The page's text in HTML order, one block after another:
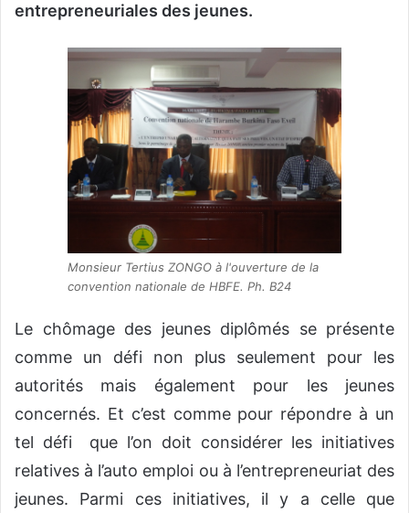
entrepreneuriales des jeunes.
Monsieur Tertius ZONGO à l'ouverture de la
convention nationale de HBFE. Ph. B24
Le chômage des jeunes diplômés se présente
comme un défi non plus seulement pour les
autorités mais également pour les jeunes
concernés. Et c’est comme pour répondre à un
tel défi que l’on doit considérer les initiatives
relatives à l’auto emploi ou à l’entrepreneuriat des
jeunes. Parmi ces initiatives, il y a celle que